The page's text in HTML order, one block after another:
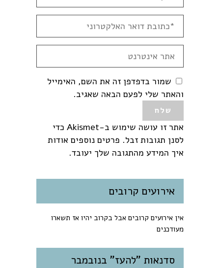
שמור בדפדפן זה את השם, האימייל
והאתר שלי לפעם הבאה שאגיב.
אתר זו עושה שימוש ב-Akismet כדי
לסנן תגובות זבל. פרטים נוספים אודות
איך המידע מהתגובה שלך יעובד.
אירועים קרובים
אין אירועים קרובים אבל בקרוב יהיו אז תשארו
מעודכנים
סדנאות "להעז" בנובמבר